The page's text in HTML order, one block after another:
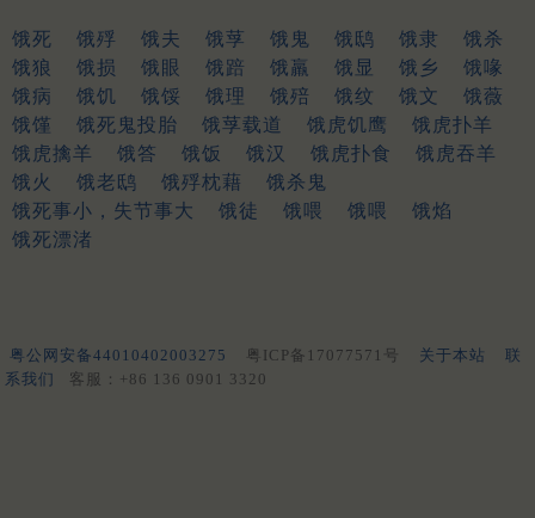
饿死 饿殍 饿夫 饿莩 饿鬼 饿鸱 饿隶
饿杀
饿狼
饿损 饿眼 饿踣 饿羸 饿显 饿乡
饿喙
饿病
饿饥 饿馁 饿理 饿殕 饿纹 饿文
饿薇
饿馑
饿死鬼投胎 饿莩载道 饿虎饥鹰
饿虎扑羊
饿虎擒羊
饿答 饿饭 饿汉 饿虎扑食
饿虎吞羊
饿火
饿老鸱 饿殍枕藉
饿杀鬼
饿死事小，失节事大
饿徒 饿喂 饿喂
饿焰
饿死漂渚
粤公网安备44010402003275 粤ICP备17077571号 关于本站
联
系我们
客服：+86 136 0901 3320